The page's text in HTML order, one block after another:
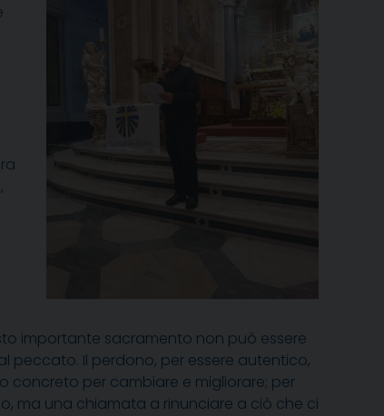
importante sacramento non può essere
peccato. Il perdono, per essere autentico,
concreto per cambiare e migliorare; per
ma una chiamata a rinunciare a ciò che ci